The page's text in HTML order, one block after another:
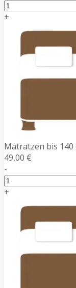
+
Matratzen bis 140
49,00 €
-
+